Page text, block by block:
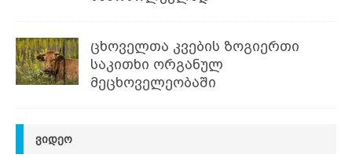
ცხოველთა კვების ზოგიერთი
საკითხი ორგანულ
მეცხოველეობაში
ᲕᲘᲓᲔᲝ